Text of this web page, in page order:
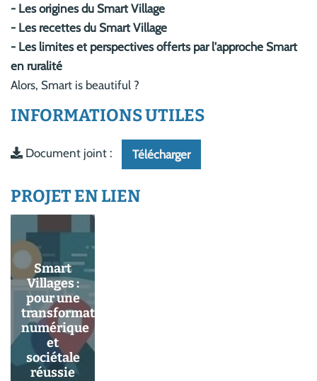
- Les origines du Smart Village
- Les recettes du Smart Village
- Les limites et perspectives offerts par l'approche Smart
en ruralité
Alors, Smart is beautiful ?
INFORMATIONS UTILES
Document joint : Télécharger
PROJET EN LIEN
Smart
Villages :
pour une
transformation
numérique
et
sociétale
réussie